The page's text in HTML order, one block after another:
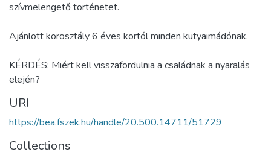
szívmelengető történetet.
Ajánlott korosztály 6 éves kortól minden kutyaimádónak.
KÉRDÉS: Miért kell visszafordulnia a családnak a nyaralás
elején?
URI
https://bea.fszek.hu/handle/20.500.14711/51729
Collections